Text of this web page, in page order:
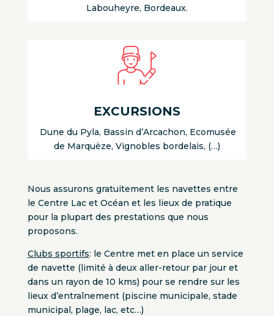
Labouheyre, Bordeaux.
EXCURSIONS
Dune du Pyla, Bassin d’Arcachon, Ecomusée
de Marquèze, Vignobles bordelais, (…)
Nous assurons gratuitement les navettes entre
le Centre Lac et Océan et les lieux de pratique
pour la plupart des prestations que nous
proposons.
Clubs sportifs: le Centre met en place un service
de navette (limité à deux aller-retour par jour et
dans un rayon de 10 kms) pour se rendre sur les
lieux d’entraînement (piscine municipale, stade
municipal, plage, lac, etc…)